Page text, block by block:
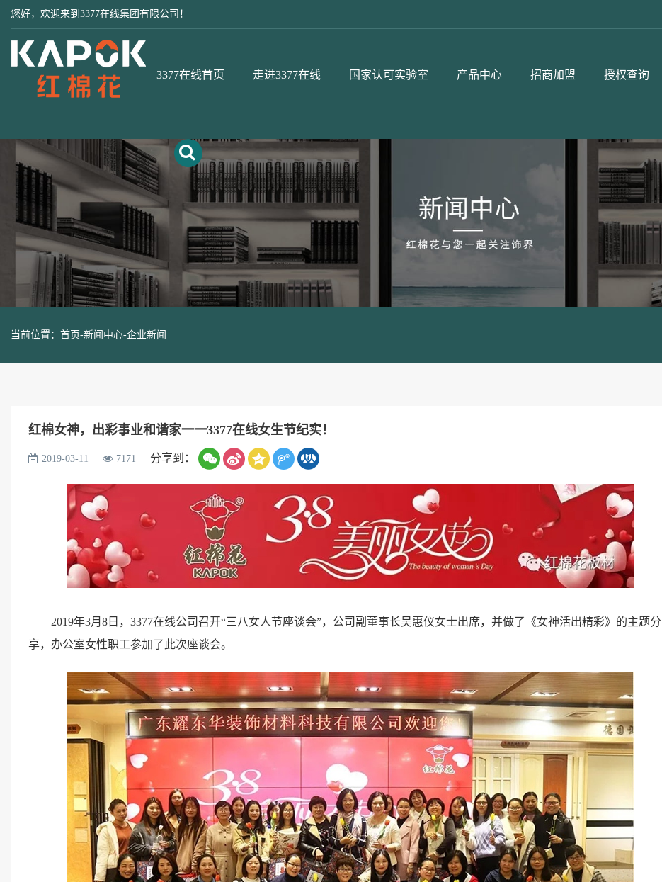
您好，欢迎来到3377在线集团有限公司！
3377在线首页 走进3377在线 国家认可实验室 产品中心 招商加盟 授权查询
当前位置： 首页-新闻中心-企业新闻
红棉女神，出彩事业和谐家一一3377在线女生节纪实！
2019-03-11 7171 分享到：
2019年3月8日，3377在线公司召开“三八女人节座谈会”，公司副董事长吴惠仪女士出席，并做了《女神活出精彩》的主题分
享，办公室女性职工参加了此次座谈会。